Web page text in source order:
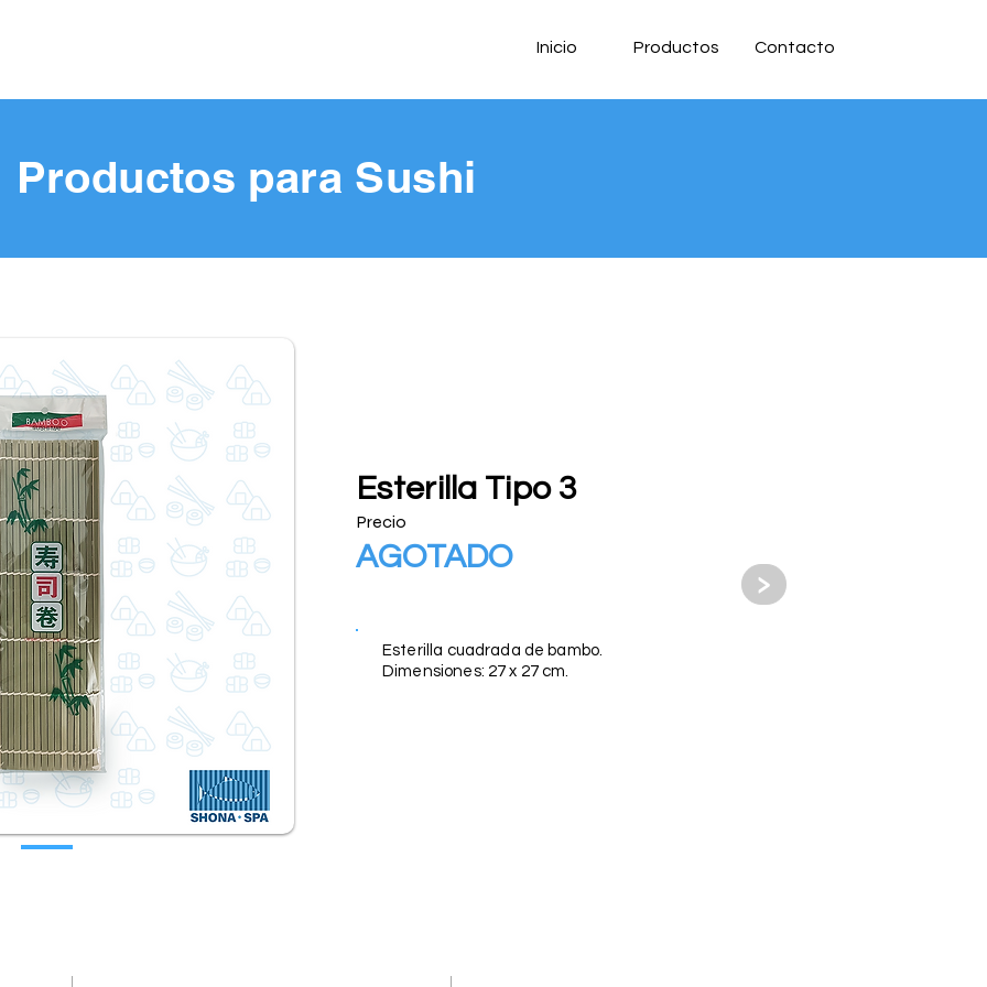
Inicio Productos Contacto
Productos para Sushi
Esterilla Tipo 3
Precio
AGOTADO
>
Esterilla cuadrada de bambo.
Dimensiones: 27 x 27 cm.